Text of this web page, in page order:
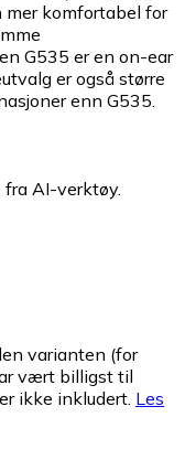
mer komfortabel for
G535 er en on-ear
er også større
enn G535.
AI-verktøy.
varianten (for
vært billigst til
ikke inkludert. Les